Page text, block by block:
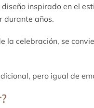
inspirado en el
durante años.
la celebración, se
pero igual de